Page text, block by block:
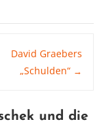
David Graebers
„Schulden“ →
und die